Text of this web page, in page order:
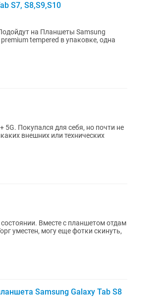
S7, S8,S9,S10
на Планшеты Samsung
premium tempered в упаковке, одна
Покупался для себя, но почти не
внешних или технических
Вместе с планшетом отдам
Samsung Galaxy Tab S8